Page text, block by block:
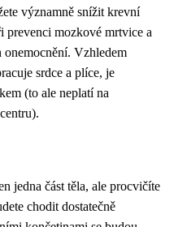
významně snížit krevní
prevenci mozkové mrtvice a
Vzhledem
srdce a plíce, je
(to ale neplatí na
jedna část těla, ale procvičíte
chodit dostatečně